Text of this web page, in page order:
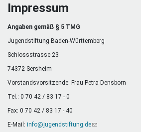
Jugendnetz
Freizeit & Reisen
Mentoren & Projekte
Schule & Beruf
Vor Ort
Impressum
Angaben gemäß § 5 TMG
Jugendstiftung Baden-Württemberg
Schlossstrasse 23
74372 Sersheim
Vorstandsvorsitzende: Frau Petra Densborn
Tel.: 0 70 42 / 83 17 - 0
Fax: 0 70 42 / 83 17 - 40
E-Mail: info@jugendstiftung.de(Link